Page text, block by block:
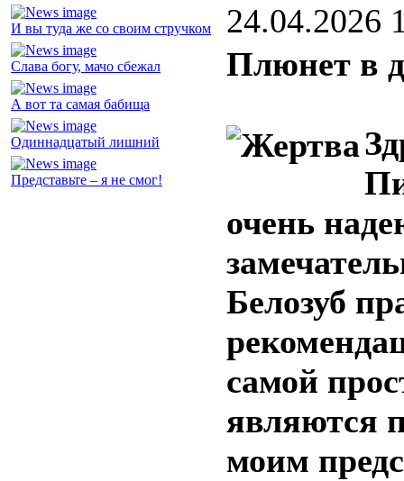
И вы туда же со своим стручком
Слава богу, мачо сбежал
А вот та самая бабища
Одиннадцатый лишний
Представьте – я не смог!
24.04.2026
Плюнет в
очень
Белозуб
самой
являются
моим